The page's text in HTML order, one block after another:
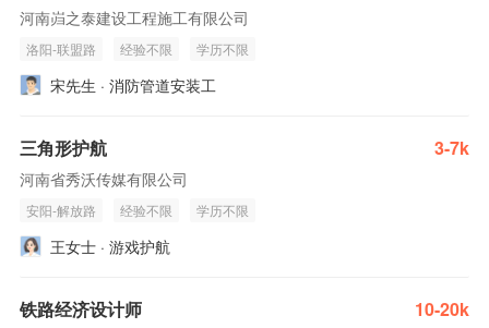
河南岿之泰建设工程施工有限公司
洛阳-联盟路 经验不限 学历不限
宋先生 · 消防管道安装工
三角形护航 3-7k
河南省秀沃传媒有限公司
安阳-解放路 经验不限 学历不限
王女士 · 游戏护航
铁路经济设计师 10-20k